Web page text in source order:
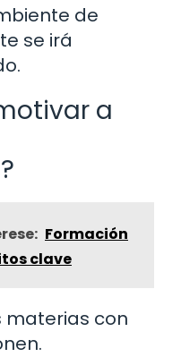
de
se irá
a
Formación
clave
materias con